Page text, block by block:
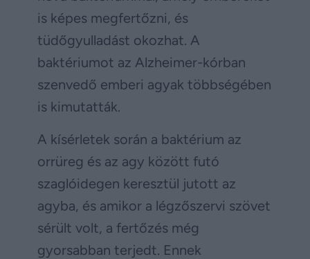
is képes megfertőzni, és
tüdőgyulladást okozhat. A
baktériumot az Alzheimer-kórban
szenvedő emberi agyak többségében
is kimutatták.
A kísérletek során a baktérium az
orrüreg és az agy között futó
szaglóidegen keresztül jutott az
agyba, és amikor a légzőszervi szövet
sérült volt, a fertőzés még
gyorsabban terjedt. Ennek